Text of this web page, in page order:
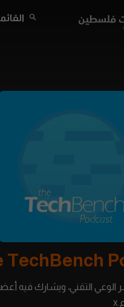
TechBench
التقني، ويشارك فيه